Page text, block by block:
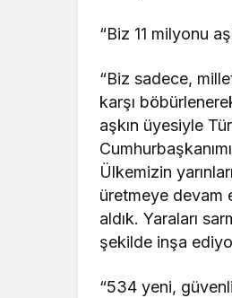
“Biz 11 milyonu
“Biz sadece,
karşı
aşkın üyesiyle
Ülkemizin
üretmeye devam
aldık. Yaraları
şekilde inşa
“534 yeni,